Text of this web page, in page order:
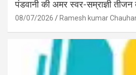
पंडवानी की अमर स्वर-सम्राज्ञी
08/07/2026 Ramesh kumar